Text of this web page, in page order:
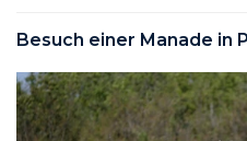
Besuch einer Manade in